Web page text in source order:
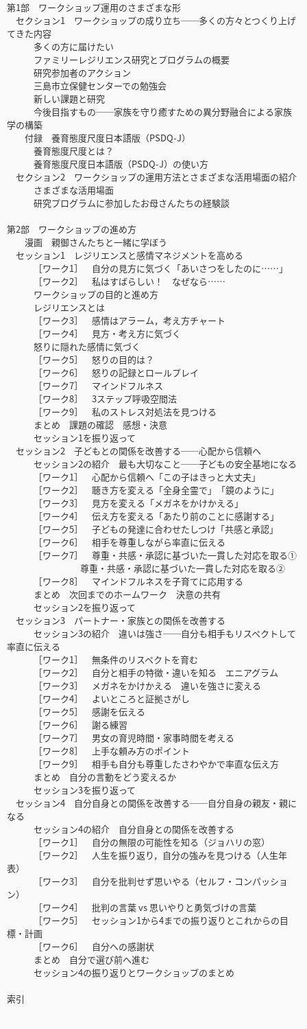
第1部 ワークショップ運用のさまざまな形
セクション1 ワークショップの成り立ち──多くの方々とつくり上げ
てきた内容
多くの方に届けたい
ファミリーレジリエンス研究とプログラムの概要
研究参加者のアクション
三島市立保健センターでの勉強会
新しい課題と研究
今後目指すもの──家族を守り癒すための異分野融合による家族
学の構築
付録 養育態度尺度日本語版（PSDQ-J）
養育態度尺度とは？
養育態度尺度日本語版（PSDQ-J）の使い方
セクション2 ワークショップの運用方法とさまざまな活用場面の紹介
さまざまな活用場面
研究プログラムに参加したお母さんたちの経験談
第2部 ワークショップの進め方
漫画 親御さんたちと一緒に学ぼう
セッション1 レジリエンスと感情マネジメントを高める
［ワーク1］ 自分の見方に気づく「あいさつをしたのに……」
［ワーク2］ 私はすばらしい！ なぜなら……
ワークショップの目的と進め方
レジリエンスとは
［ワーク3］ 感情はアラーム，考え方チャート
［ワーク4］ 見方・考え方に気づく
怒りに隠れた感情に気づく
［ワーク5］ 怒りの目的は？
［ワーク6］ 怒りの記録とロールプレイ
［ワーク7］ マインドフルネス
［ワーク8］ 3ステップ呼吸空間法
［ワーク9］ 私のストレス対処法を見つける
まとめ 課題の確認 感想・決意
セッション1を振り返って
セッション2 子どもとの関係を改善する──心配から信頼へ
セッション2の紹介 最も大切なこと──子どもの安全基地になる
［ワーク1］ 心配から信頼へ「この子はきっと大丈夫」
［ワーク2］ 聴き方を変える「全身全霊で」「鏡のように」
［ワーク3］ 見方を変える「メガネをかけかえる」
［ワーク4］ 伝え方を変える「あたり前のことに感謝する」
［ワーク5］ 子どもの発達に合わせたしつけ「共感と承認」
［ワーク6］ 相手を尊重しながら率直に伝える
［ワーク7］ 尊重・共感・承認に基づいた一貫した対応を取る①
尊重・共感・承認に基づいた一貫した対応を取る②
［ワーク8］ マインドフルネスを子育てに応用する
まとめ 次回までのホームワーク 決意の共有
セッション2を振り返って
セッション3 パートナー・家族との関係を改善する
セッション3の紹介 違いは強さ──自分も相手もリスペクトして
率直に伝える
［ワーク1］ 無条件のリスペクトを育む
［ワーク2］ 自分と相手の特徴・違いを知る エニアグラム
［ワーク3］ メガネをかけかえる 違いを強さに変える
［ワーク4］ よいところと証拠さがし
［ワーク5］ 感謝を伝える
［ワーク6］ 謝る練習
［ワーク7］ 男女の育児時間・家事時間を考える
［ワーク8］ 上手な頼み方のポイント
［ワーク9］ 相手も自分も尊重したさわやかで率直な伝え方
まとめ 自分の言動をどう変えるか
セッション3を振り返って
セッション4 自分自身との関係を改善する──自分自身の親友・親に
なる
セッション4の紹介 自分自身との関係を改善する
［ワーク1］ 自分の無限の可能性を知る（ジョハリの窓）
［ワーク2］ 人生を振り返り，自分の強みを見つける（人生年
表）
［ワーク3］ 自分を批判せず思いやる（セルフ・コンパッショ
ン）
［ワーク4］ 批判の言葉 vs 思いやりと勇気づけの言葉
［ワーク5］ セッション1から4までの振り返りとこれからの目
標・計画
［ワーク6］ 自分への感謝状
まとめ 自分で選び前へ進む
セッション4の振り返りとワークショップのまとめ
索引